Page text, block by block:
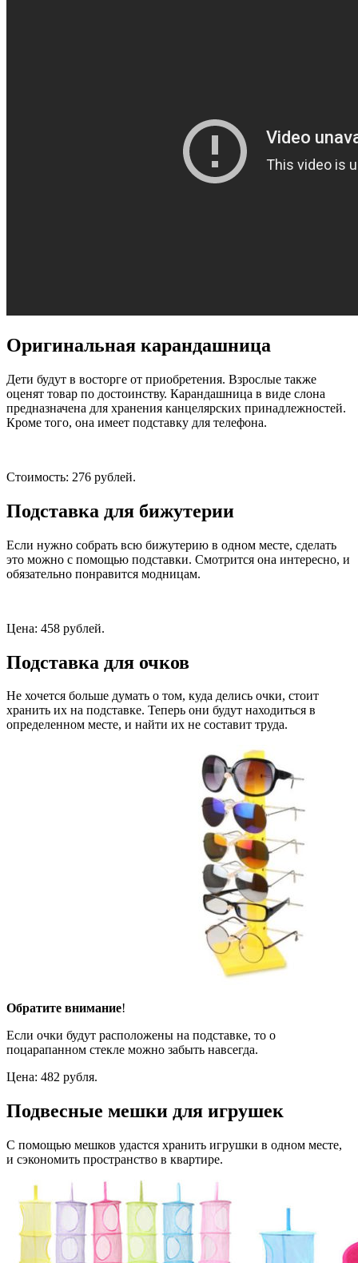
Оригинальная карандашница
Дети будут в восторге от приобретения. Взрослые также
оценят товар по достоинству. Карандашница в виде слона
предназначена для хранения канцелярских принадлежностей.
Кроме того, она имеет подставку для телефона.
Стоимость: 276 рублей.
Подставка для бижутерии
Если нужно собрать всю бижутерию в одном месте, сделать
это можно с помощью подставки. Смотрится она интересно, и
обязательно понравится модницам.
Цена: 458 рублей.
Подставка для очков
Не хочется больше думать о том, куда делись очки, стоит
хранить их на подставке. Теперь они будут находиться в
определенном месте, и найти их не составит труда.
Обратите внимание!
Если очки будут расположены на подставке, то о
поцарапанном стекле можно забыть навсегда.
Цена: 482 рубля.
Подвесные мешки для игрушек
С помощью мешков удастся хранить игрушки в одном месте,
и сэкономить пространство в квартире.